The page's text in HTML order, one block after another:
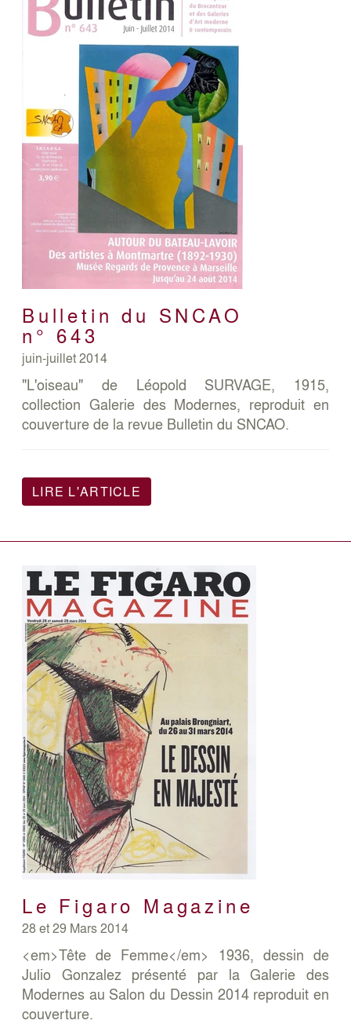
Bulletin du SNCAO
n° 643
juin-juillet 2014
"L'oiseau" de Léopold SURVAGE, 1915,
collection Galerie des Modernes, reproduit en
couverture de la revue Bulletin du SNCAO.
LIRE L'ARTICLE
Le Figaro Magazine
28 et 29 Mars 2014
<em>Tête de Femme</em> 1936, dessin de
Julio Gonzalez présenté par la Galerie des
Modernes au Salon du Dessin 2014 reproduit en
couverture.